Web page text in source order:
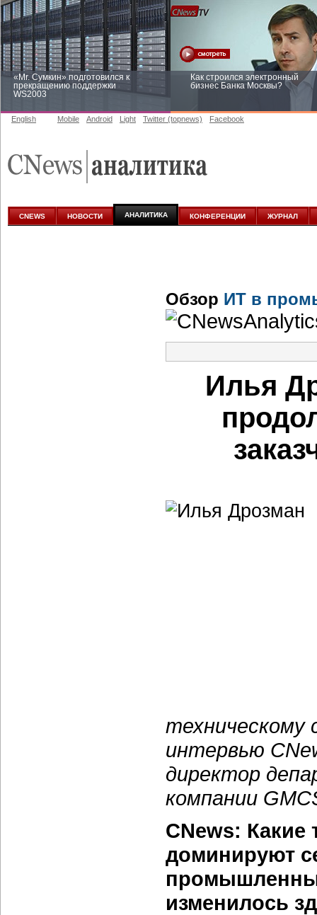
«Mr. Сумкин» подготовился к
прекращению поддержки
WS2003
Как строился электронный
бизнес Банка Москвы?
аналитике
English Mobile Android Light Twitter (topnews) Facebook
CNEWS НОВОСТИ АНАЛИТИКА КОНФЕРЕНЦИИ ЖУРНАЛ
Обзор ИТ в
Илья
техническому
интервью
директор
компании
CNews: Какие
доминируют
изменилось